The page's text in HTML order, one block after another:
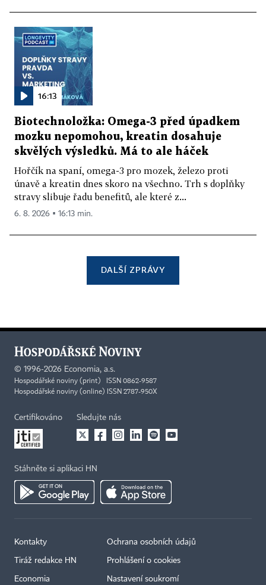
16:13
Biotechnoložka: Omega-3 před úpadkem
mozku nepomohou, kreatin dosahuje
skvělých výsledků. Má to ale háček
Hořčík na spaní, omega-3 pro mozek, železo proti
únavě a kreatin dnes skoro na všechno. Trh s doplňky
stravy slibuje řadu benefitů, ale které z...
6. 8. 2026 ▪ 16:13 min.
DALŠÍ ZPRÁVY
© 1996-2026 Economia, a.s.
Hospodářské noviny (print) ISSN 0862-9587
Hospodářské noviny (online) ISSN 2787-950X
Certifikováno Sledujte nás
Stáhněte si aplikaci HN
Kontakty
Tiráž redakce HN
Economia
Ochrana osobních údajů
Prohlášení o cookies
Nastavení soukromí